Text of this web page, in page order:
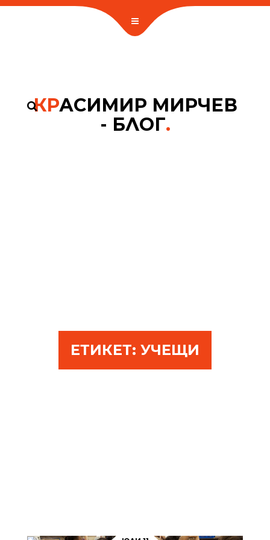
КРАСИМИР МИРЧЕВ
- БЛОГ.
ЕТИКЕТ: УЧЕЩИ